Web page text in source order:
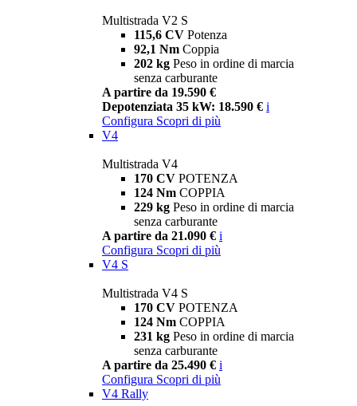
Multistrada V2 S
115,6 CV Potenza
92,1 Nm Coppia
202 kg Peso in ordine di marcia
senza carburante
A partire da 19.590 €
Depotenziata 35 kW: 18.590 € i
Configura Scopri di più
V4
Multistrada V4
170 CV POTENZA
124 Nm COPPIA
229 kg Peso in ordine di marcia
senza carburante
A partire da 21.090 € i
Configura Scopri di più
V4 S
Multistrada V4 S
170 CV POTENZA
124 Nm COPPIA
231 kg Peso in ordine di marcia
senza carburante
A partire da 25.490 € i
Configura Scopri di più
V4 Rally